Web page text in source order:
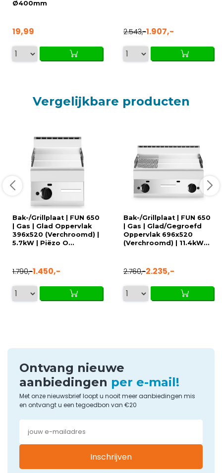
Ø400mm
19,99 2.543,-1.907,-
Vergelijkbare producten
Bak-/Grillplaat | FUN 650
| Gas | Glad Oppervlak
396x520 (Verchroomd) |
5.7kW | Piëzo O...
1.790,-1.450,-
Bak-/Grillplaat | FUN 650
| Gas | Glad/Gegroefd
Oppervlak 696x520
(Verchroomd) | 11.4kW...
2.760,-2.235,-
Ontvang nieuwe
aanbiedingen per e-mail!
Met onze nieuwsbrief loopt u nooit meer aanbiedingen mis
en ontvangt u een tegoedbon van €20
Inschrijven